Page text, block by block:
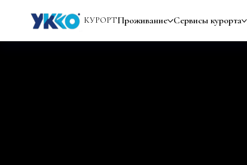
КУРОРТПроживание Сервисы курорта